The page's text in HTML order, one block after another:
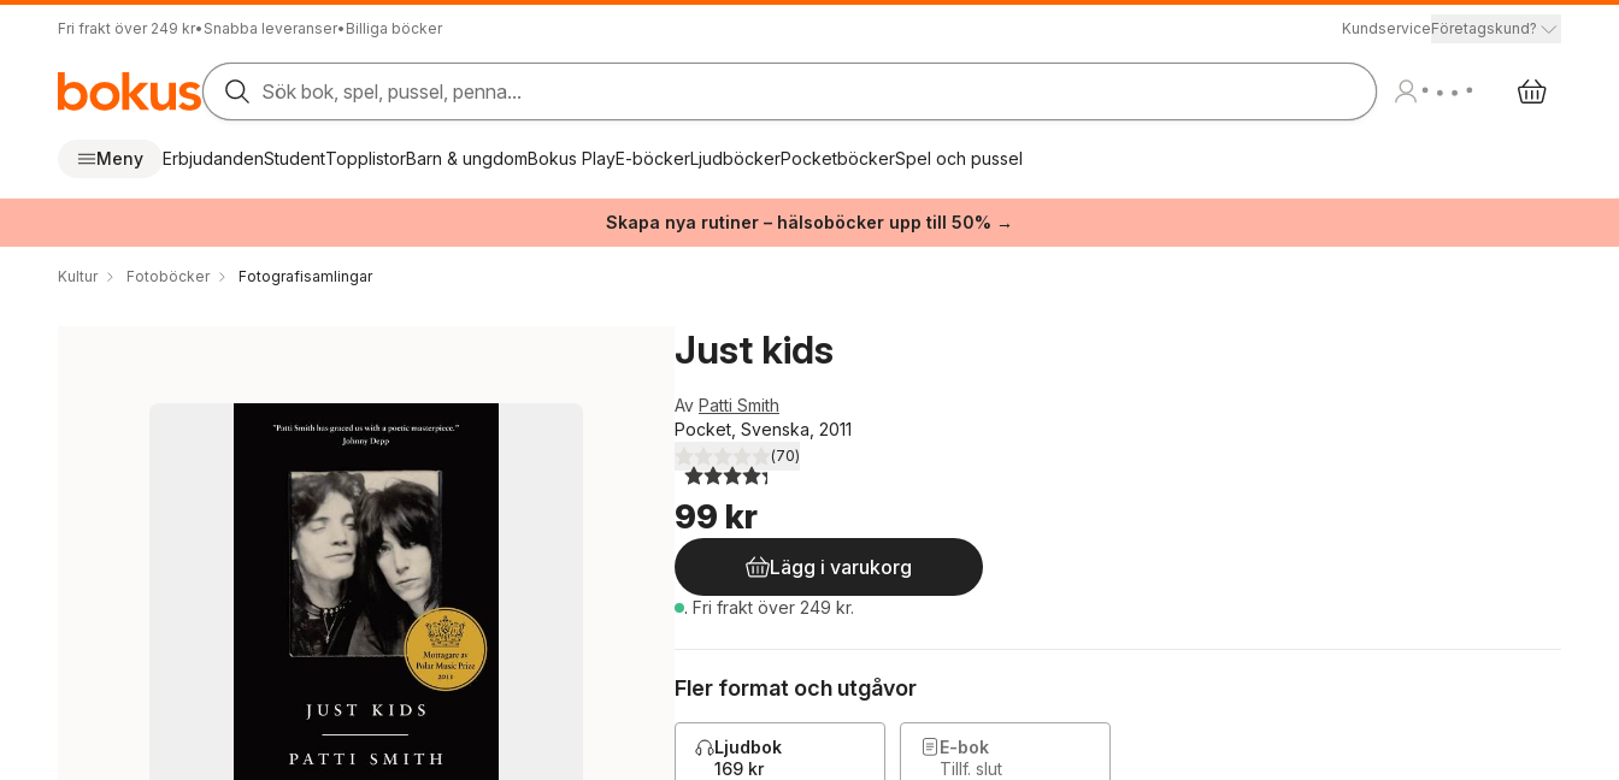
Fri frakt över 249 kr• Snabba leveranser• Billiga böcker KundserviceFöretagskund?
Sök bok, spel, pussel, penna...
Meny ErbjudandenStudentTopplistorBarn & ungdomBokus PlayE-böckerLjudböckerPocketböckerSpel och pussel
Skapa nya rutiner – hälsoböcker upp till 50% →
Kultur Fotoböcker Fotografisamlingar
Just kids
Av Patti Smith
Pocket, Svenska, 2011
4,3utav 5 stjärnor. Totalt antal röster:
(70)
99 kr
Lägg i varukorg
. Fri frakt över 249 kr.
Fler format och utgåvor
Ljudbok
169 kr
E-bok
Tillf. slut